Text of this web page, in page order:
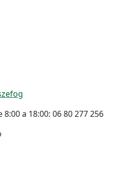
a 18:00: 06 80 277 256